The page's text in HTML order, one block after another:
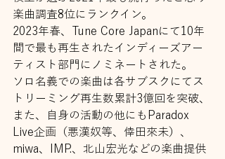
楽曲調査8位にランクイン。
2023年春、Tune Core Japanにて10年
間で最も再⽣されたインディーズアー
ティスト部⾨にノミネートされた。
ソロ名義での楽曲は各サブスクにてス
トリーミング再⽣数累計3億回を突破、
また、⾃⾝の活動の他にもParadox
Live企画（悪漢奴等、倖⽥來未）、
miwa、IMP.、北⼭宏光などの楽曲提供